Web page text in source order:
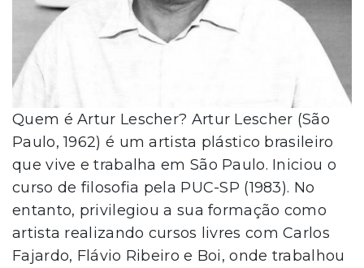
Quem é Artur Lescher? Artur Lescher (São
Paulo, 1962) é um artista plástico brasileiro
que vive e trabalha em São Paulo. Iniciou o
curso de filosofia pela PUC-SP (1983). No
entanto, privilegiou a sua formação como
artista realizando cursos livres com Carlos
Fajardo, Flávio Ribeiro e Boi, onde trabalhou